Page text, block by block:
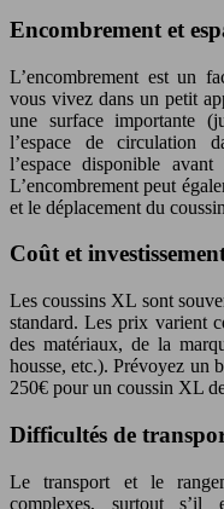
Encombrement et
L’encombrement est un
vous vivez dans un petit
une surface importante
l’espace de circulation
l’espace disponible
L’encombrement peut
et le déplacement du
Coût et
Les coussins XL sont
standard. Les prix varient
des matériaux, de la
housse, etc.). Prévoyez un
250€ pour un coussin XL
Difficultés de
Le transport et le
complexes, surtout